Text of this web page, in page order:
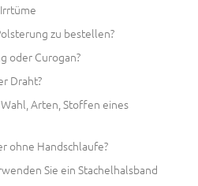
zu bestellen?
oder Curogan?
Draht?
Arten, Stoffen eines
ohne Handschlaufe?
Sie ein Stachelhalsband